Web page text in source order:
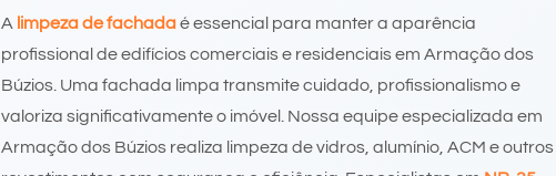
A limpeza de fachadaé essencial para manter a aparência
profissional de edifícios comerciais e residenciais em Armação dos
Búzios. Uma fachada limpa transmite cuidado, profissionalismo e
valoriza significativamente o imóvel. Nossa equipe especializada em
Armação dos Búzios realiza limpeza de vidros, alumínio, ACM e outros